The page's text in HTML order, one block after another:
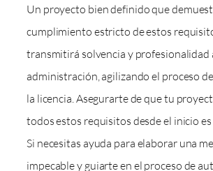
Un proyecto bien definido que
cumplimiento estricto de estos
transmitirá solvencia y profesionalidad
administración, agilizando el proceso
la licencia. Asegurarte de que tu
todos estos requisitos desde el inicio
Si necesitas ayuda para elaborar una
impecable y guiarte en el proceso de